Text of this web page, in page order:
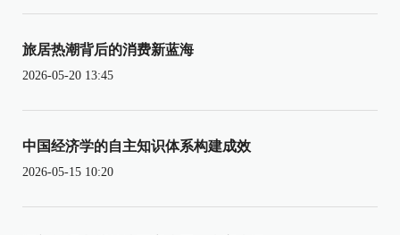
旅居热潮背后的消费新蓝海
2026-05-20 13:45
中国经济学的自主知识体系构建成效
2026-05-15 10:20